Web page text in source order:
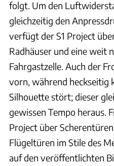
folgt. Um den
gleichzeitig den
verfügt der S1 Project
Radhäuser und eine weit
Fahrgastzelle. Auch der
vorn, während heckseitig
Silhouette stört; dieser
gewissen Tempo heraus.
Project über
Flügeltüren im Stile des
auf den veröffentlichten